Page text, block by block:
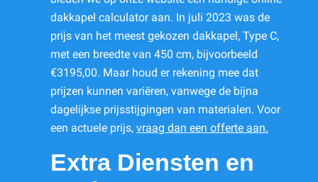
dakkapel calculator aan. In juli 2023 was de
prijs van het meest gekozen dakkapel, Type C,
met een breedte van 450 cm, bijvoorbeeld
€3195,00. Maar houd er rekening mee dat
prijzen kunnen variëren, vanwege de bijna
dagelijkse prijsstijgingen van materialen. Voor
een actuele prijs, vraag dan een offerte aan.
Extra Diensten en